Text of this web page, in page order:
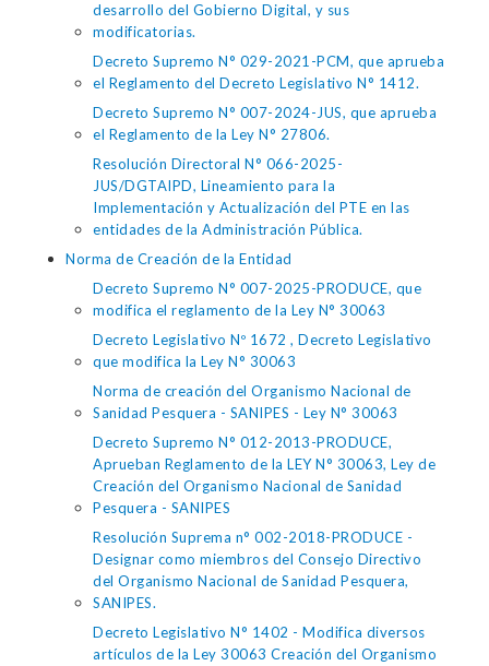
desarrollo del Gobierno Digital, y sus
modificatorias.
Decreto Supremo N° 029-2021-PCM, que aprueba
el Reglamento del Decreto Legislativo N° 1412.
Decreto Supremo N° 007-2024-JUS, que aprueba
el Reglamento de la Ley N° 27806.
Resolución Directoral N° 066-2025-
JUS/DGTAIPD, Lineamiento para la
Implementación y Actualización del PTE en las
entidades de la Administración Pública.
Norma de Creación de la Entidad
Decreto Supremo N° 007-2025-PRODUCE, que
modifica el reglamento de la Ley N° 30063
Decreto Legislativo Nº 1672 , Decreto Legislativo
que modifica la Ley N° 30063
Norma de creación del Organismo Nacional de
Sanidad Pesquera - SANIPES - Ley N° 30063
Decreto Supremo N° 012-2013-PRODUCE,
Aprueban Reglamento de la LEY N° 30063, Ley de
Creación del Organismo Nacional de Sanidad
Pesquera - SANIPES
Resolución Suprema n° 002-2018-PRODUCE -
Designar como miembros del Consejo Directivo
del Organismo Nacional de Sanidad Pesquera,
SANIPES.
Decreto Legislativo N° 1402 - Modifica diversos
artículos de la Ley 30063 Creación del Organismo